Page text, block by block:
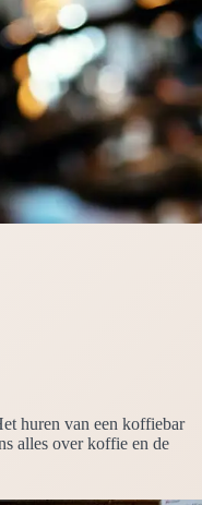
huren van een koffiebar
alles over koffie en de